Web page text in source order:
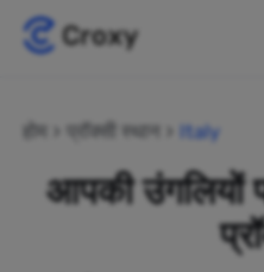
होम प्रॉक्सी स्थान Italy
आपकी उंगलियों